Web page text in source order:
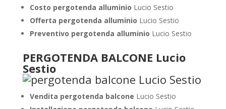
Costo pergotenda alluminio Lucio Sestio
Offerta pergotenda alluminio Lucio Sestio
Preventivo pergotenda alluminio Lucio Sestio
PERGOTENDA BALCONE Lucio
Sestio
Vendita pergotenda balcone Lucio Sestio